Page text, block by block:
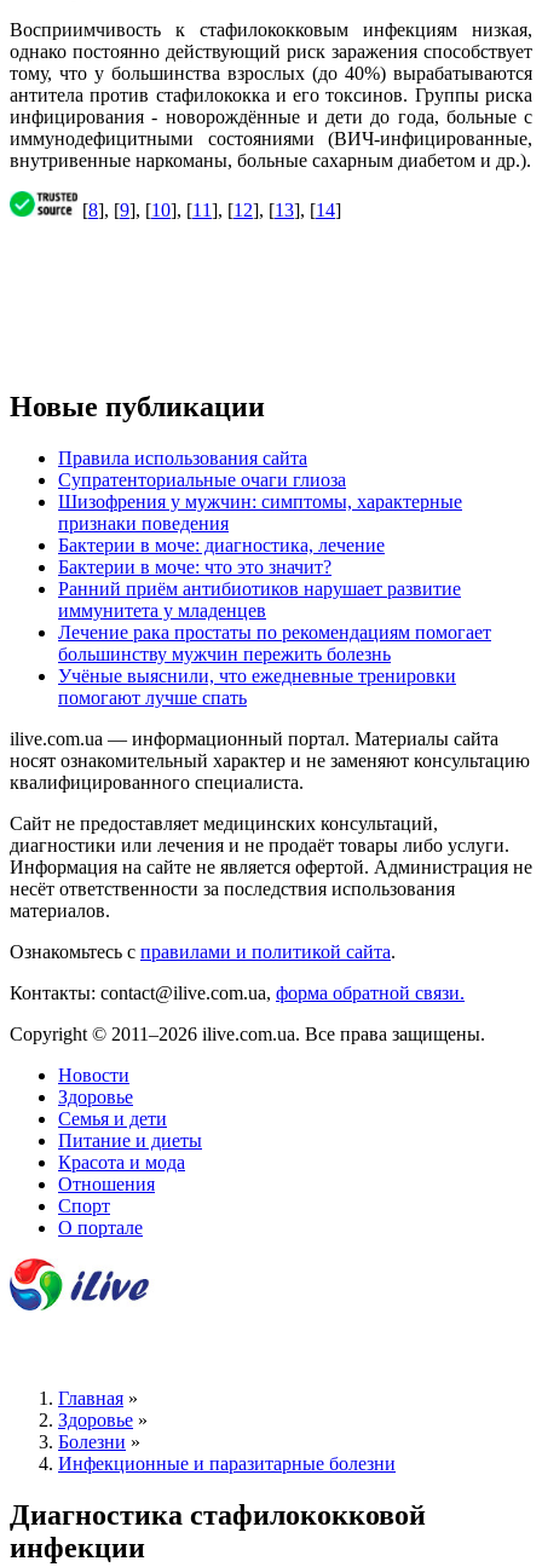
Восприимчивость к стафилококковым инфекциям низкая,
однако постоянно действующий риск заражения способствует
тому, что у большинства взрослых (до 40%) вырабатываются
антитела против стафилококка и его токсинов. Группы риска
инфицирования - новорождённые и дети до года, больные с
иммунодефицитными состояниями (ВИЧ-инфицированные,
внутривенные наркоманы, больные сахарным диабетом и др.).
[8], [9], [10], [11], [12], [13], [14]
Новые публикации
Правила использования сайта
Супратенториальные очаги глиоза
Шизофрения у мужчин: симптомы, характерные
признаки поведения
Бактерии в моче: диагностика, лечение
Бактерии в моче: что это значит?
Ранний приём антибиотиков нарушает развитие
иммунитета у младенцев
Лечение рака простаты по рекомендациям помогает
большинству мужчин пережить болезнь
Учёные выяснили, что ежедневные тренировки
помогают лучше спать
ilive.com.ua — информационный портал. Материалы сайта
носят ознакомительный характер и не заменяют консультацию
квалифицированного специалиста.
Сайт не предоставляет медицинских консультаций,
диагностики или лечения и не продаёт товары либо услуги.
Информация на сайте не является офертой. Администрация не
несёт ответственности за последствия использования
материалов.
Ознакомьтесь с правилами и политикой сайта.
Контакты: contact@ilive.com.ua, форма обратной связи.
Copyright © 2011–2026 ilive.com.ua. Все права защищены.
Новости
Здоровье
Семья и дети
Питание и диеты
Красота и мода
Отношения
Спорт
О портале
Главная »
Здоровье »
Болезни »
Инфекционные и паразитарные болезни
Диагностика стафилококковой
инфекции